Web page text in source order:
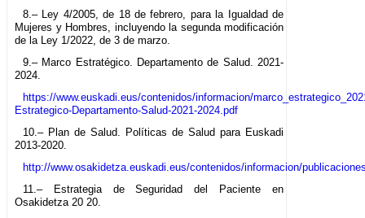
8.– Ley 4/2005, de 18 de febrero, para la Igualdad de
Mujeres y Hombres, incluyendo la segunda modificación
de la Ley 1/2022, de 3 de marzo.
9.– Marco Estratégico. Departamento de Salud. 2021-
2024.
https://www.euskadi.eus/contenidos/informacion/
Estrategico-Departamento-Salud-2021-2024.pdf
10.– Plan de Salud. Políticas de Salud para Euskadi
2013-2020.
http://www.osakidetza.euskadi.eus/contenidos/informacion/
11.– Estrategia de Seguridad del Paciente en
Osakidetza 20 20.